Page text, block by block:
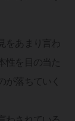
あまり言わ
性を目の当た
が落ちていく